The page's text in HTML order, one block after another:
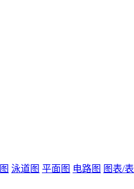
泳道图 平面图 电路图 图表/